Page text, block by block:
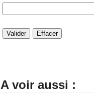
A voir aussi :